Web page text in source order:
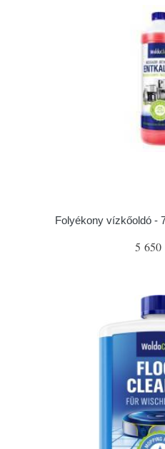
Folyékony vízkőoldó -
5 650